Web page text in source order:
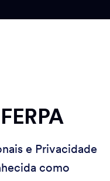
e Privacidade
como